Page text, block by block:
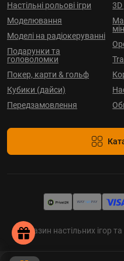
Настільні рольові ігри
Моделювання
Моделі на радіокеруванні
Подарунки та
головоломки
Покер, карти & гольф
Кубики (дайси)
Передзамовлення
3D
Магазин настільних ігор